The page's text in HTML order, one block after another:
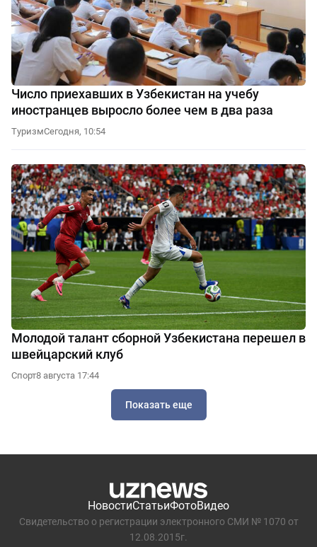
Число приехавших в Узбекистан на учебу
иностранцев выросло более чем в два раза
ТуризмСегодня, 10:54
Молодой талант сборной Узбекистана перешел в
швейцарский клуб
Спорт8 августа 17:44
Показать еще
НовостиСтатьиФотоВидео
Свидетельство о регистрации электронного СМИ № 1070 от
12.08.2015г.